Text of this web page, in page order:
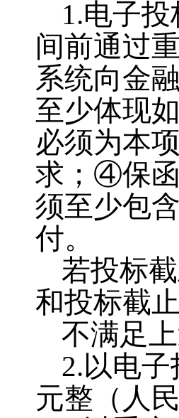
1.电子
间前通过
系统向金
至少体现
必须为本
求；④保函
须至少包
付。
若投标
和投标截
不满足
2.以电
元整（人民